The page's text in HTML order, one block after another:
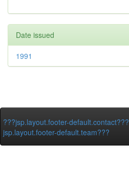
Date issued
1991
???jsp.layout.footer-default.contact???
jsp.layout.footer-default.team???